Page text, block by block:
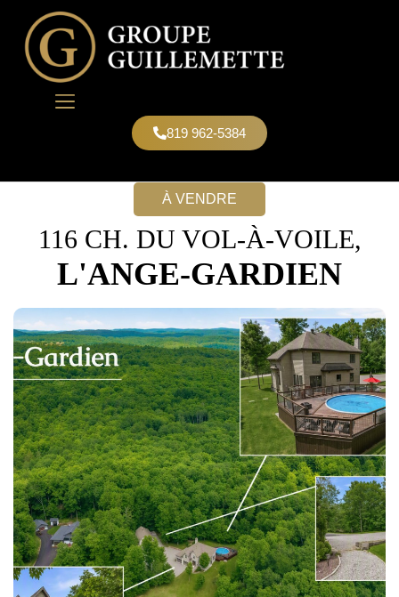
819 962-5384
À VENDRE
116 CH. DU VOL-À-VOILE,
L'ANGE-GARDIEN